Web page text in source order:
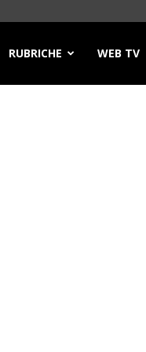
RUBRICHE WEB TV